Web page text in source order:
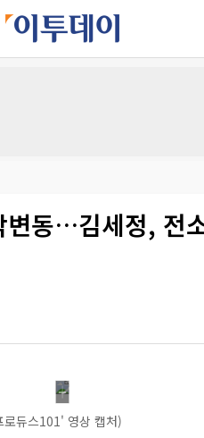
동…김세정, 전
듀스101' 영상 캡처)